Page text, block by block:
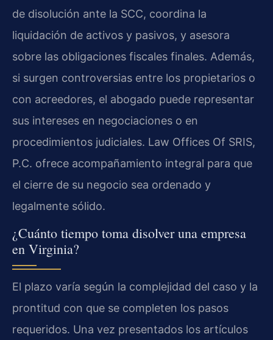
de disolución ante la SCC, coordina la
liquidación de activos y pasivos, y asesora
sobre las obligaciones fiscales finales. Además,
si surgen controversias entre los propietarios o
con acreedores, el abogado puede representar
sus intereses en negociaciones o en
procedimientos judiciales. Law Offices Of SRIS,
P.C. ofrece acompañamiento integral para que
el cierre de su negocio sea ordenado y
legalmente sólido.
¿Cuánto tiempo toma disolver una empresa
en Virginia?
El plazo varía según la complejidad del caso y la
prontitud con que se completen los pasos
requeridos. Una vez presentados los artículos